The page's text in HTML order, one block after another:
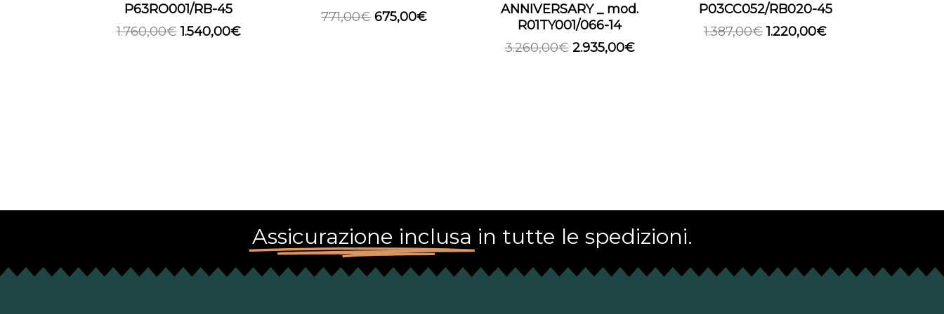
P63RO001/RB-45
1.760,00€ 1.540,00€
771,00€ 675,00€
ANNIVERSARY _ mod.
R01TY001/066-14
3.260,00€ 2.935,00€
P03CC052/RB020-45
1.387,00€ 1.220,00€
Assicurazione inclusa in tutte le spedizioni.